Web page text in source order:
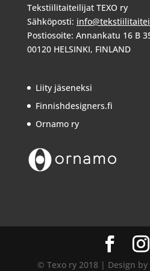
Tekstiilitaiteilijat TEXO ry
Sähköposti:
Postiosoite: Annankatu 16 B
00120 HELSINKI, FINLAND
Liity jäseneksi
Finnishdesigners.fi
Ornamo ry
© Texo ry 2018 | Design by